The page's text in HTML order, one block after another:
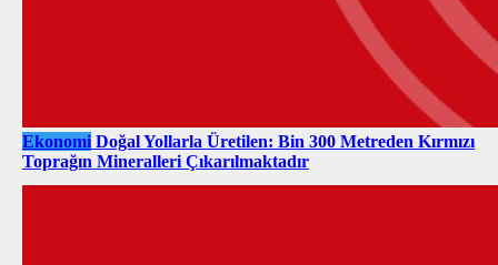
Ekonomi Doğal Yollarla Üretilen: Bin 300 Metreden Kırmızı
Toprağın Mineralleri Çıkarılmaktadır